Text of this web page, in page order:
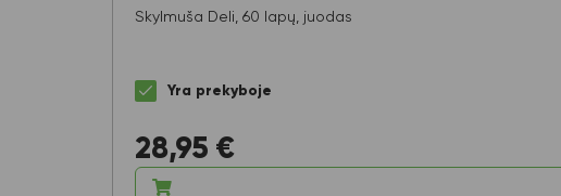
Skylmuša Deli, 60 lapų, juodas
Yra prekyboje
28,95 €